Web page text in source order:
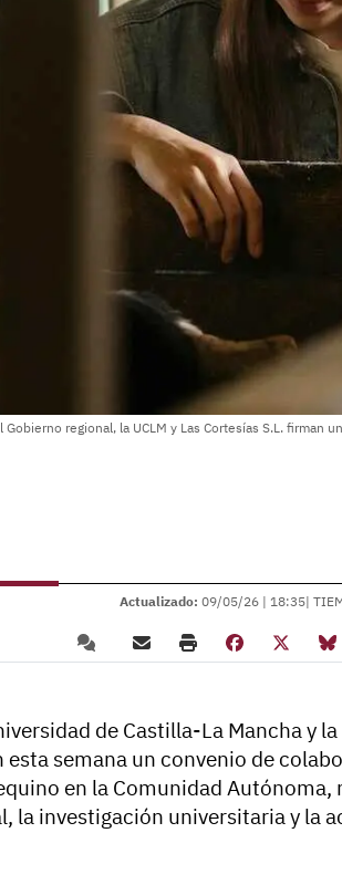
Gobierno regional, la UCLM y Las Cortesías S.L.
Actualizado: 09/05/26 | 18:35|
de Castilla-La Mancha y
semana un convenio de
en la Comunidad Autónoma,
la investigación universitaria y la